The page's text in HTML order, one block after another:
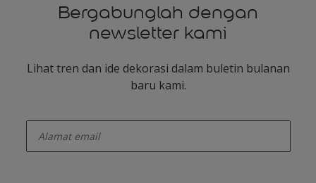
Bergabunglah dengan
newsletter kami
Lihat tren dan ide dekorasi dalam buletin bulanan
baru kami.